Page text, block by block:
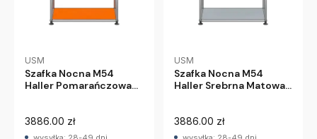
USM
Szafka Nocna M54
Haller Pomarańczowa
3886.00 zł
USM
Szafka Nocna M54
Haller Srebrna Matowa
3886.00 zł